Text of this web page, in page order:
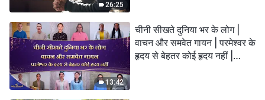
26:25
13:42
चीनी सीखते दुनिया भर के लोग |
वाचन और समवेत गायन | परमेश्वर के
हृदय से बेहतर कोई हृदय नहीं |